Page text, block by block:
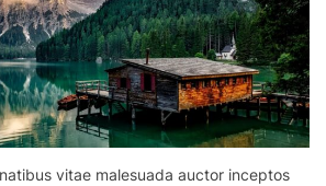
vitae malesuada auctor inceptos